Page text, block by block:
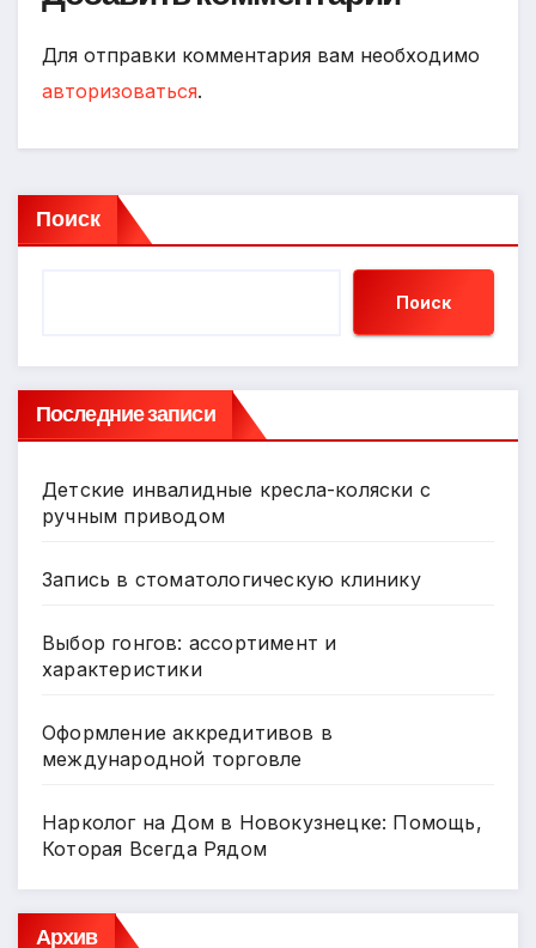
Для отправки комментария вам необходимо
авторизоваться.
Поиск
Поиск
Последние записи
Детские инвалидные кресла-коляски с
ручным приводом
Запись в стоматологическую клинику
Выбор гонгов: ассортимент и
характеристики
Оформление аккредитивов в
международной торговле
Нарколог на Дом в Новокузнецке: Помощь,
Которая Всегда Рядом
Архив